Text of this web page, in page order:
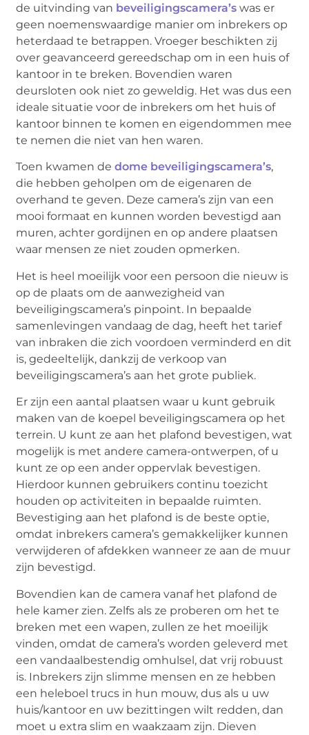
de uitvinding van beveiligingscamera’s was er
geen noemenswaardige manier om inbrekers op
heterdaad te betrappen. Vroeger beschikten zij
over geavanceerd gereedschap om in een huis of
kantoor in te breken. Bovendien waren
deursloten ook niet zo geweldig. Het was dus een
ideale situatie voor de inbrekers om het huis of
kantoor binnen te komen en eigendommen mee
te nemen die niet van hen waren.
Toen kwamen dedome beveiligingscamera’s,
die hebben geholpen om de eigenaren de
overhand te geven. Deze camera’s zijn van een
mooi formaat en kunnen worden bevestigd aan
muren, achter gordijnen en op andere plaatsen
waar mensen ze niet zouden opmerken.
Het is heel moeilijk voor een persoon die nieuw is
op de plaats om de aanwezigheid van
beveiligingscamera’s pinpoint. In bepaalde
samenlevingen vandaag de dag, heeft het tarief
van inbraken die zich voordoen verminderd en dit
is, gedeeltelijk, dankzij de verkoop van
beveiligingscamera’s aan het grote publiek.
Er zijn een aantal plaatsen waar u kunt gebruik
maken van de koepel beveiligingscamera op het
terrein. U kunt ze aan het plafond bevestigen, wat
mogelijk is met andere camera-ontwerpen, of u
kunt ze op een ander oppervlak bevestigen.
Hierdoor kunnen gebruikers continu toezicht
houden op activiteiten in bepaalde ruimten.
Bevestiging aan het plafond is de beste optie,
omdat inbrekers camera’s gemakkelijker kunnen
verwijderen of afdekken wanneer ze aan de muur
zijn bevestigd.
Bovendien kan de camera vanaf het plafond de
hele kamer zien. Zelfs als ze proberen om het te
breken met een wapen, zullen ze het moeilijk
vinden, omdat de camera’s worden geleverd met
een vandaalbestendig omhulsel, dat vrij robuust
is. Inbrekers zijn slimme mensen en ze hebben
een heleboel trucs in hun mouw, dus als u uw
huis/kantoor en uw bezittingen wilt redden, dan
moet u extra slim en waakzaam zijn. Dieven